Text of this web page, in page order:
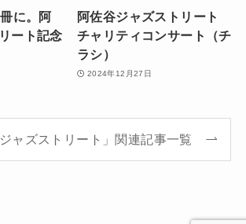
に。阿
ート記念
阿佐谷ジャズストリート
チャリティコンサート（チ
ラシ）
2024年12月27日
ジャズストリート」関連記事一覧